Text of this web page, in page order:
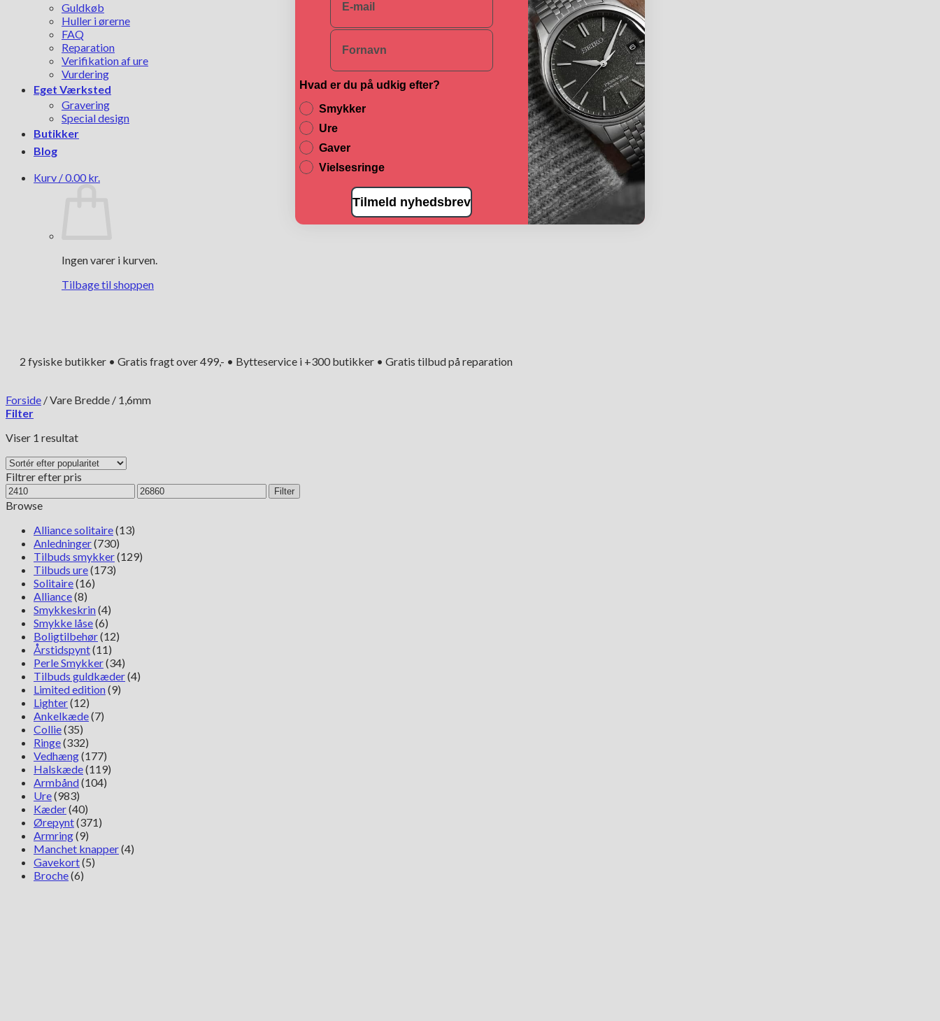
Guldkøb
Huller i ørerne
FAQ
Reparation
Verifikation af ure
Vurdering
Eget Værksted
Gravering
Special design
Butikker
Blog
Kurv /0.00 kr.
Ingen varer i kurven.
Tilbage til shoppen
2 fysiske butikker • Gratis fragt over 499,- • Bytteservice i +300 butikker • Gratis tilbud på reparation
Forside /Vare Bredde / 1,6mm
Filter
Viser 1 resultat
Filtrer efter pris
Mindste
pris
Højeste
pris
Filter
Browse
Alliance solitaire(13)
Anledninger(730)
Tilbuds smykker(129)
Tilbuds ure(173)
Solitaire(16)
Alliance(8)
Smykkeskrin(4)
Smykke låse(6)
Boligtilbehør(12)
Årstidspynt(11)
Perle Smykker(34)
Tilbuds guldkæder(4)
Limited edition(9)
Lighter(12)
Ankelkæde(7)
Collie(35)
Ringe(332)
Vedhæng(177)
Halskæde(119)
Armbånd(104)
Ure(983)
Kæder(40)
Ørepynt(371)
Armring(9)
Manchet knapper(4)
Gavekort(5)
Broche(6)
Navn
Hvad er du på udkig efter?
Smykker
Ure
Gaver
Vielsesringe
Tilmeld nyhedsbrev